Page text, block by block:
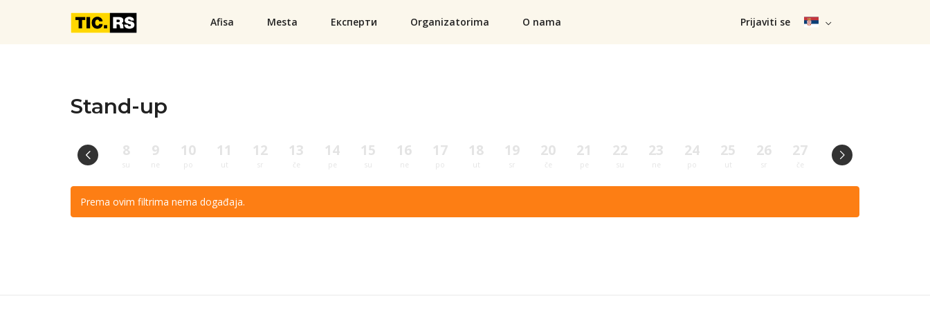
Afisa Mesta Експерти Organizatorima O nama Prijaviti se
Stand-up
8
su
9
ne
10
po
11
ut
12
sr
13
če
14
pe
15
su
16
ne
17
po
18
ut
19
sr
20
če
21
pe
22
su
23
ne
24
po
25
ut
26
sr
27
če
28
pe
Prema ovim filtrima nema događaja.